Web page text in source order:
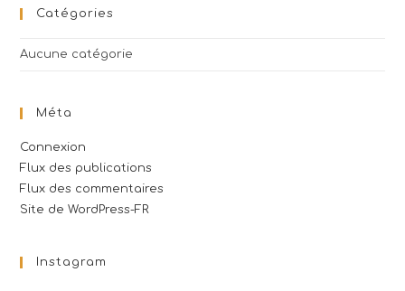
Catégories
Aucune catégorie
Méta
Connexion
Flux des publications
Flux des commentaires
Site de WordPress-FR
Instagram